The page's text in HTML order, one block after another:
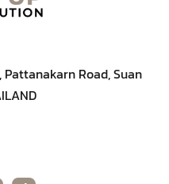
Pattanakarn Road, Suan